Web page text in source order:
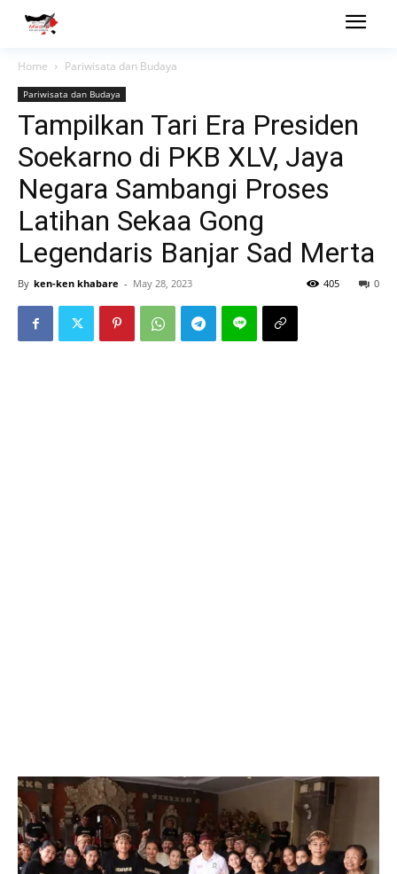
Home Pariwisata dan Budaya
Pariwisata dan Budaya
Tampilkan Tari Era Presiden
Soekarno di PKB XLV, Jaya
Negara Sambangi Proses
Latihan Sekaa Gong
Legendaris Banjar Sad Merta
By ken-ken khabare - May 28, 2023 0
405